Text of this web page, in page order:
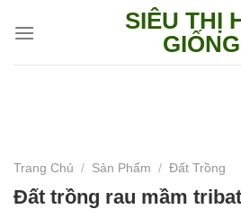
SIÊU THỊ
GIỐNG
Trang Chủ / Sản Phẩm / Đất Trồng
Đất trồng rau mầm tribat